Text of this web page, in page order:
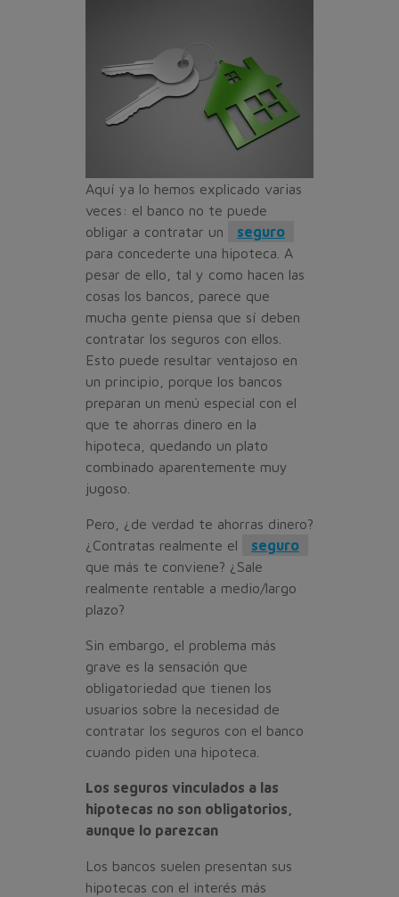
Aquí ya lo hemos explicado varias
veces: el banco no te puede
obligar a contratar un
seguro
para concederte una hipoteca. A
pesar de ello, tal y como hacen las
cosas los bancos, parece que
mucha gente piensa que sí deben
contratar los seguros con ellos.
Esto puede resultar ventajoso en
un principio, porque los bancos
preparan un menú especial con el
que te ahorras dinero en la
hipoteca, quedando un plato
combinado aparentemente muy
jugoso.
Pero, ¿de verdad te ahorras dinero?
¿Contratas realmente el
seguro
que más te conviene? ¿Sale
realmente rentable a medio/largo
plazo?
Sin embargo, el problema más
grave es la sensación que
obligatoriedad que tienen los
usuarios sobre la necesidad de
contratar los seguros con el banco
cuando piden una hipoteca.
Los seguros vinculados a las
hipotecas no son obligatorios,
aunque lo parezcan
Los bancos suelen presentan sus
hipotecas con el interés más